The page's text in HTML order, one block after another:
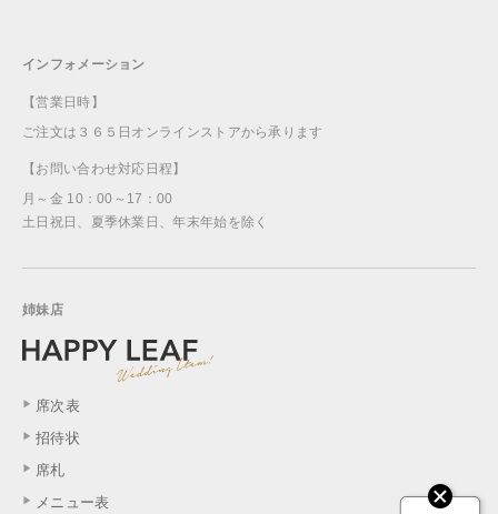
インフォメーション
【営業日時】
ご注文は３６５日オンラインストアから承ります
【お問い合わせ対応日程】
月～金 10：00～17：00
土日祝日、夏季休業日、年末年始を除く
姉妹店
席次表
招待状
席札
メニュー表